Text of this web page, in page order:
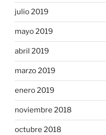
julio 2019
mayo 2019
abril 2019
marzo 2019
enero 2019
noviembre 2018
octubre 2018